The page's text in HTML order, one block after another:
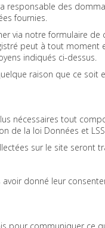
des
fournies.
via notreformulaire de
peut à tout moment
indiqués ci-dessus.
raison que ce
nécessaires tout
de la loi Données et
sur le site seront
donné leur